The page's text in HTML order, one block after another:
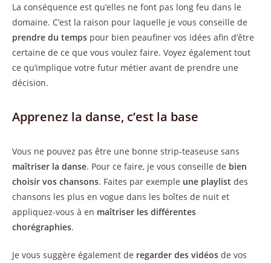
La conséquence est qu’elles ne font pas long feu dans le
domaine. C’est la raison pour laquelle je vous conseille de
prendre du temps pour bien peaufiner vos idées afin d’être
certaine de ce que vous voulez faire. Voyez également tout
ce qu’implique votre futur métier avant de prendre une
décision.
Apprenez la danse, c’est la base
Vous ne pouvez pas être une bonne strip-teaseuse sans
maîtriser la danse. Pour ce faire, je vous conseille de bien
choisir vos chansons. Faites par exemple une playlist des
chansons les plus en vogue dans les boîtes de nuit et
appliquez-vous à en maîtriser les différentes
chorégraphies.
Je vous suggère également de regarder des vidéos de vos